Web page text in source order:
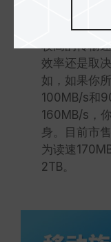
不过，这里
较高的传输
效率还是取
如，如果你
100MB/s和
160MB/s，
身。目前市
为读速
2TB。